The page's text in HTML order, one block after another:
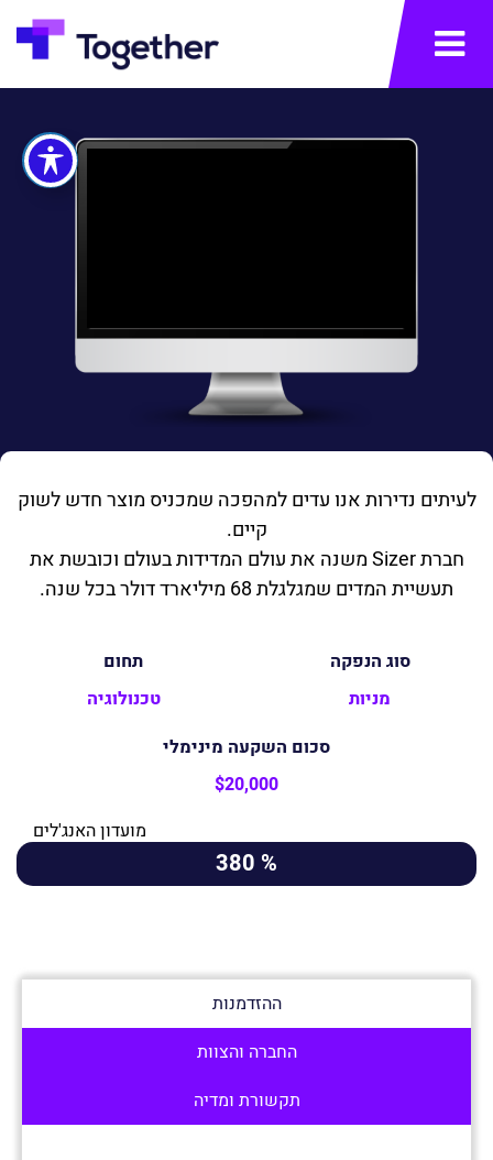
תפריט
לעיתים נדירות אנו עדים למהפכה שמכניס מוצר חדש לשוק
קיים.
חברת Sizer משנה את עולם המדידות בעולם וכובשת את
תעשיית המדים שמגלגלת 68 מיליארד דולר בכל שנה.
סוג הנפקה
מניות
תחום
טכנולוגיה
סכום השקעה מינימלי
$20,000
% 380
מועדון האנג'לים
ההזדמנות
החברה והצוות
תקשורת ומדיה